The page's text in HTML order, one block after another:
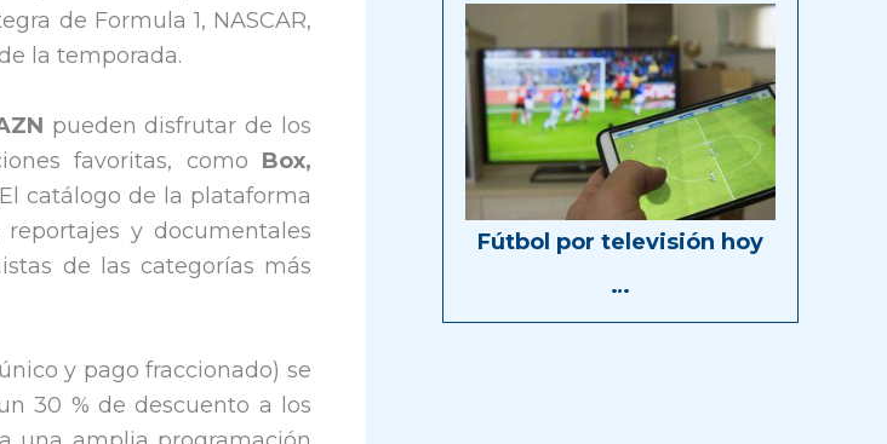
de Formula 1, NASCAR,
la temporada.
pueden disfrutar de los
favoritas, como Box,
catálogo de la plataforma
y documentales
de las categorías más
y pago fraccionado) se
30 % de descuento a los
Fútbol por televisión hoy
…